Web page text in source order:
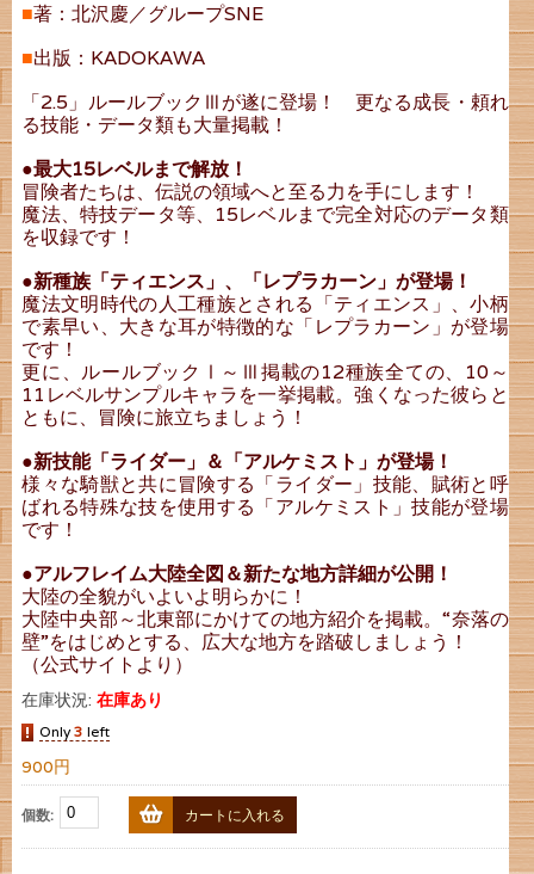
■著：北沢慶／グループSNE
■出版：KADOKAWA
「2.5」ルールブックⅢが遂に登場！ 更なる成長・頼れ
る技能・データ類も大量掲載！
●最大15レベルまで解放！
冒険者たちは、伝説の領域へと至る力を手にします！
魔法、特技データ等、15レベルまで完全対応のデータ類
を収録です！
●新種族「ティエンス」、「レプラカーン」が登場！
魔法文明時代の人工種族とされる「ティエンス」、小柄
で素早い、大きな耳が特徴的な「レプラカーン」が登場
です！
更に、ルールブックⅠ～Ⅲ掲載の12種族全ての、10～
11レベルサンプルキャラを一挙掲載。強くなった彼らと
ともに、冒険に旅立ちましょう！
●新技能「ライダー」＆「アルケミスト」が登場！
様々な騎獣と共に冒険する「ライダー」技能、賦術と呼
ばれる特殊な技を使用する「アルケミスト」技能が登場
です！
●アルフレイム大陸全図＆新たな地方詳細が公開！
大陸の全貌がいよいよ明らかに！
大陸中央部～北東部にかけての地方紹介を掲載。“奈落の
壁”をはじめとする、広大な地方を踏破しましょう！
（公式サイトより）
在庫状況:在庫あり
Only3 left
900円
個数: カートに入れる